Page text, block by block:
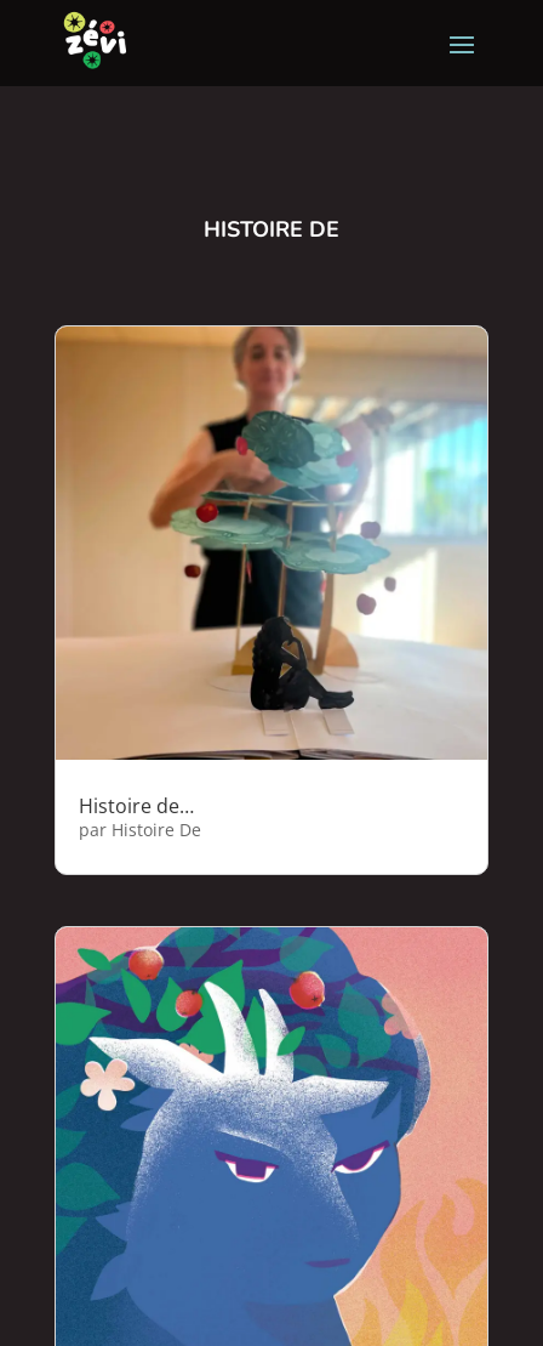
HISTOIRE DE
Histoire de…
par Histoire De